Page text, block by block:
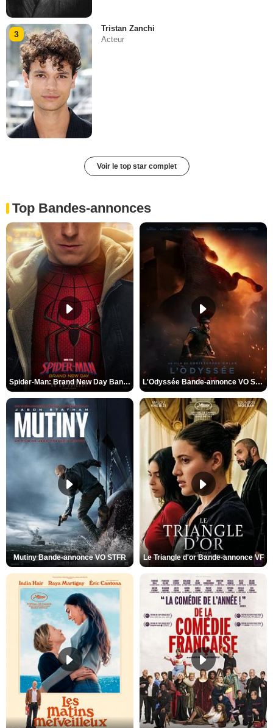
3
Tristan Zanchi
Acteur
Voir le top star complet
Top Bandes-annonces
Spider-Man: Brand New Day Bande-annonce VO STFR L'Odyssée Bande-annonce VO STFR
Mutiny Bande-annonce VO STFR Le Triangle d'or Bande-annonce VF